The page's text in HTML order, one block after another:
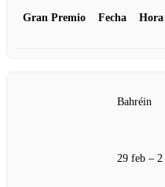
Gran Premio Fecha Hora
Bahréin
29 feb – 2